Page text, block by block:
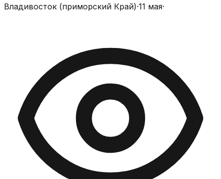
Владивосток (приморский Край)·11 мая·